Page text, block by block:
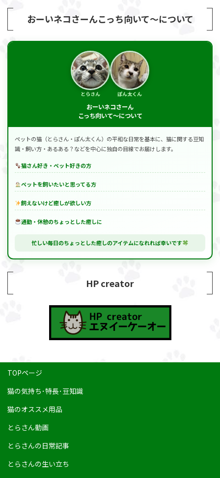
おーいネコさーんこっち向いて～について
とらさん ぽん太くん
おーいネコさーん
こっち向いて～について
ペットの猫（とらさん・ぽん太くん）の平和な日常を基本に、猫に関する豆知
識・飼い方・あるある？などを中心に独自の目線でお届けします。
猫さん好き・ペット好きの方
ペットを飼いたいと思ってる方
飼えないけど癒しが欲しい方
通勤・休憩のちょっとした癒しに
忙しい毎日のちょっとした癒しのアイテムになれれば幸いです
HP creator
TOPページ
猫の気持ち･特長･豆知識
猫のオススメ用品
とらさん動画
とらさんの日常記事
とらさんの生い立ち